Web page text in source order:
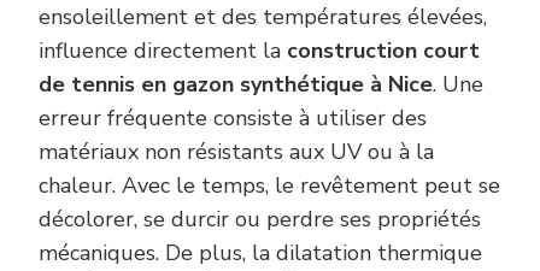
ensoleillement et des températures élevées,
influence directement la construction court
de tennis en gazon synthétique à Nice. Une
erreur fréquente consiste à utiliser des
matériaux non résistants aux UV ou à la
chaleur. Avec le temps, le revêtement peut se
décolorer, se durcir ou perdre ses propriétés
mécaniques. De plus, la dilatation thermique